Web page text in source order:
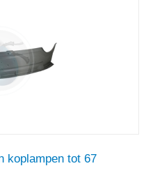
koplampen tot 67